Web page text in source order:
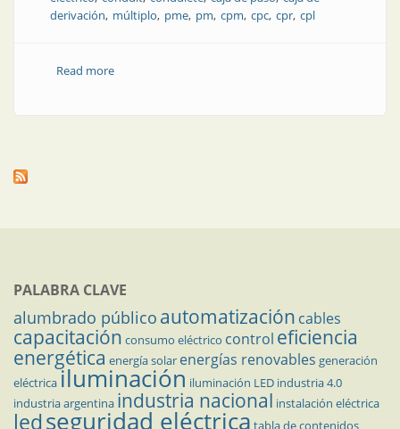
derivación múltiplo pme pm cpm cpc cpr cpl
Read moreabout Cajas (conduletes) y accesorios
PALABRA CLAVE
alumbrado público automatización cables
capacitación consumo eléctrico control eficiencia
energética energía solar energías renovables generación
eléctricailuminación iluminación LED industria 4.0
industria argentina industria nacional instalación eléctrica
ledseguridad eléctrica tabla de contenidos